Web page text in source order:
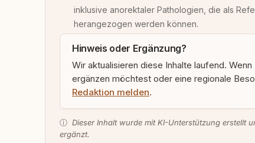
inklusive anorektaler Pathologien, die als
herangezogen werden können.
Hinweis oder Ergänzung?
Wir aktualisieren diese Inhalte laufend.
ergänzen möchtest oder eine regionale
Redaktion melden.
ⓘ Dieser Inhalt wurde mit KI-Unterstützung erstellt
ergänzt.